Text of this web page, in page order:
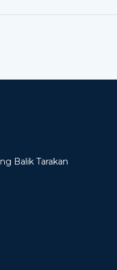
Balik Tarakan